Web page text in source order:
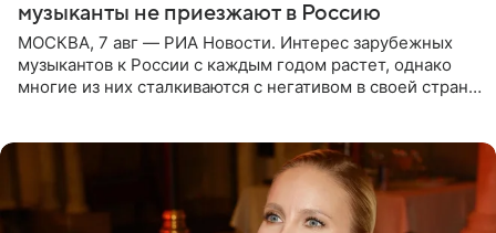
музыканты не приезжают в Россию
МОСКВА, 7 авг — РИА Новости. Интерес зарубежных
музыкантов к России с каждым годом растет, однако
многие из них сталкиваются с негативом в своей стране